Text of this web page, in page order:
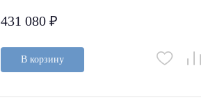
431 080 ₽
В корзину